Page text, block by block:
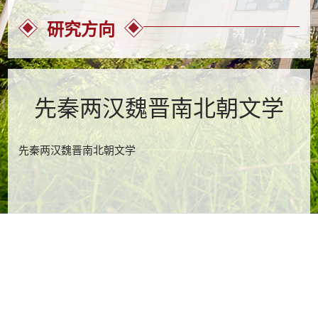
研究方向
先秦两汉魏晋南北朝文学
先秦两汉魏晋南北朝文学